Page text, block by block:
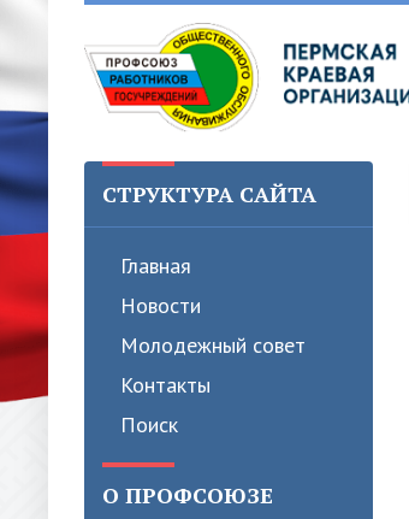
СТРУКТУРА САЙТА
Главная
Новости
Молодежный совет
Контакты
Поиск
О ПРОФСОЮЗЕ